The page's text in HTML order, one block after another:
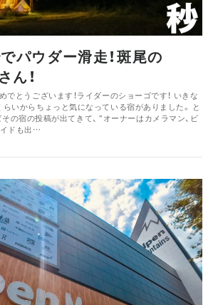
パウダー滑走！斑尾の
ん！
でとうございます！ライダーのショーゴです！ いきな
いからちょっと気になっている宿がありました。 と
の宿の投稿が出てきて、 ”オーナーはカメラマン、ビ
イドも出…